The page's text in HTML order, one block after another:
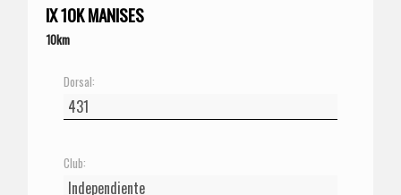
IX 10K MANISES
10km
Dorsal:
Club: